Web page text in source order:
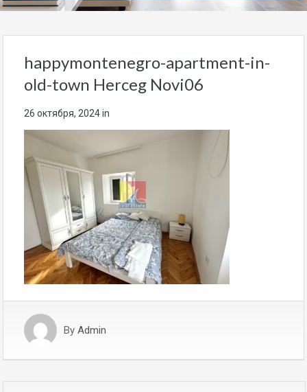
happymontenegro-apartment-in-
old-town Herceg Novi06
26 октября, 2024in
By Admin